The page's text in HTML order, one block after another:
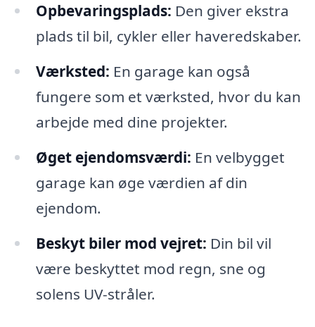
Opbevaringsplads: Den giver ekstra
plads til bil, cykler eller haveredskaber.
Værksted: En garage kan også
fungere som et værksted, hvor du kan
arbejde med dine projekter.
Øget ejendomsværdi: En velbygget
garage kan øge værdien af din
ejendom.
Beskyt biler mod vejret: Din bil vil
være beskyttet mod regn, sne og
solens UV-stråler.